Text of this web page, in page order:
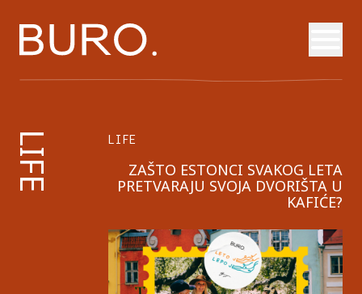
LIFE LIFE
ZAŠTO ESTONCI SVAKOG LETA
PRETVARAJU SVOJA DVORIŠTA U
KAFIĆE?